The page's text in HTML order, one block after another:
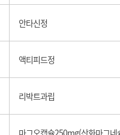
안타신정
액티피드정
리박트과립
마그오캡슐250mg(산화마그네